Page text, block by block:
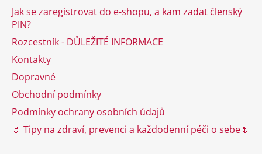
c
p
r
ý
p
i
Jak se zaregistrovat do e-shopu, a kam zadat členský
PIN?
Rozcestník - DŮLEŽITÉ INFORMACE
Kontakty
Dopravné
Obchodní podmínky
Podmínky ochrany osobních údajů
🌷 Tipy na zdraví, prevenci a každodenní péči o sebe🌷